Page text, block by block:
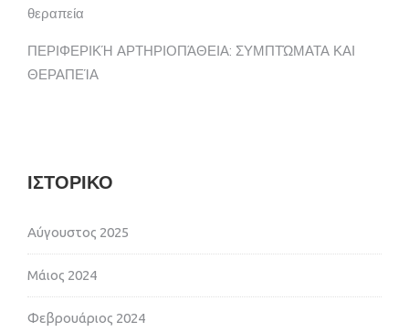
θεραπεία
ΠΕΡΙΦΕΡΙΚΉ ΑΡΤΗΡΙΟΠΆΘΕΙΑ: ΣΥΜΠΤΏΜΑΤΑ ΚΑΙ
ΘΕΡΑΠΕΊΑ
ΙΣΤΟΡΙΚΌ
Αύγουστος 2025
Μάιος 2024
Φεβρουάριος 2024